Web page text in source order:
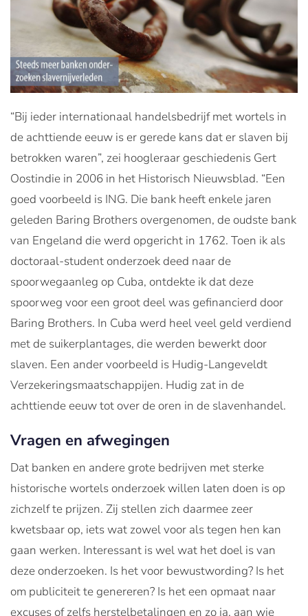
“Bij ieder internationaal handelsbedrijf met wortels in
de achttiende eeuw is er gerede kans dat er slaven bij
betrokken waren”, zei hoogleraar geschiedenis Gert
Oostindie in 2006 in het Historisch Nieuwsblad. “Een
goed voorbeeld is ING. Die bank heeft enkele jaren
geleden Baring Brothers overgenomen, de oudste bank
van Engeland die werd opgericht in 1762. Toen ik als
doctoraal-student onderzoek deed naar de
spoorwegaanleg op Cuba, ontdekte ik dat deze
spoorweg voor een groot deel was gefinancierd door
Baring Brothers. In Cuba werd heel veel geld verdiend
met de suikerplantages, die werden bewerkt door
slaven. Een ander voorbeeld is Hudig-Langeveldt
Verzekeringsmaatschappijen. Hudig zat in de
achttiende eeuw tot over de oren in de slavenhandel.
Vragen en afwegingen
Dat banken en andere grote bedrijven met sterke
historische wortels onderzoek willen laten doen is op
zichzelf te prijzen. Zij stellen zich daarmee zeer
kwetsbaar op, iets wat zowel voor als tegen hen kan
gaan werken. Interessant is wel wat het doel is van
deze onderzoeken. Is het voor bewustwording? Is het
om publiciteit te genereren? Is het een opmaat naar
excuses of zelfs herstelbetalingen en zo ja, aan wie